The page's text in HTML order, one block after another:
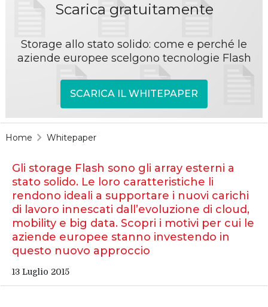
Scarica gratuitamente
Storage allo stato solido: come e perché le
aziende europee scelgono tecnologie Flash
SCARICA IL WHITEPAPER
Home Whitepaper
Gli storage Flash sono gli array esterni a
stato solido. Le loro caratteristiche li
rendono ideali a supportare i nuovi carichi
di lavoro innescati dall’evoluzione di cloud,
mobility e big data. Scopri i motivi per cui le
aziende europee stanno investendo in
questo nuovo approccio
13 Luglio 2015